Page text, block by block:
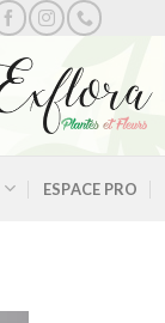
ESPACE PRO